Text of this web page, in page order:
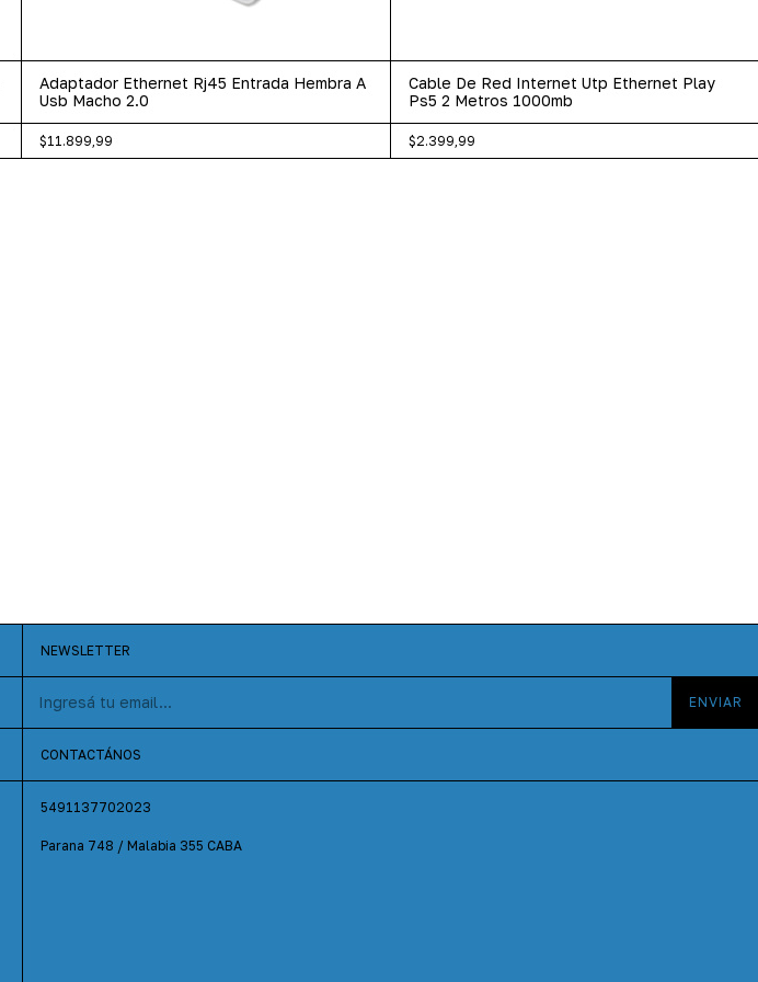
Adaptador Ethernet Rj45 Entrada Hembra A
Usb Macho 2.0
$11.899,99
Cable De Red Internet Utp Ethernet Play
Ps5 2 Metros 1000mb
$2.399,99
NEWSLETTER
CONTACTÁNOS
5491137702023
Parana 748 / Malabia 355 CABA